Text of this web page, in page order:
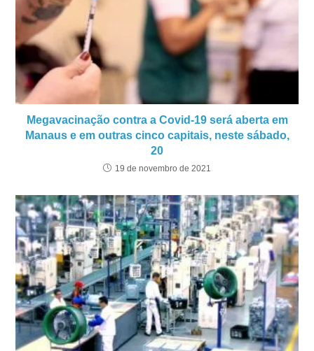
Megavacinação contra a Covid-19 será aberta em
Manaus e em outras cinco capitais, neste sábado,
20
19 de novembro de 2021